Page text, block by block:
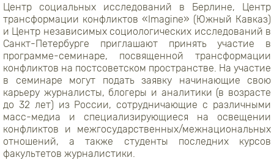
Центр социальных исследований в Берлине, Центр
трансформации конфликтов «Imagine» (Южный Кавказ)
и Центр независимых социологических исследований в
Санкт-Петербурге приглашают принять участие в
программе-семинаре, посвященной трансформации
конфликтов на постсоветском пространстве. На участие
в семинаре могут подать заявку начинающие свою
карьеру журналисты, блогеры и аналитики (в возрасте
до 32 лет) из России, сотрудничающие с различными
масс-медиа и специализирующиеся на освещении
конфликтов и межгосударственных/межнациональных
отношений, а также студенты последних курсов
факультетов журналистики.